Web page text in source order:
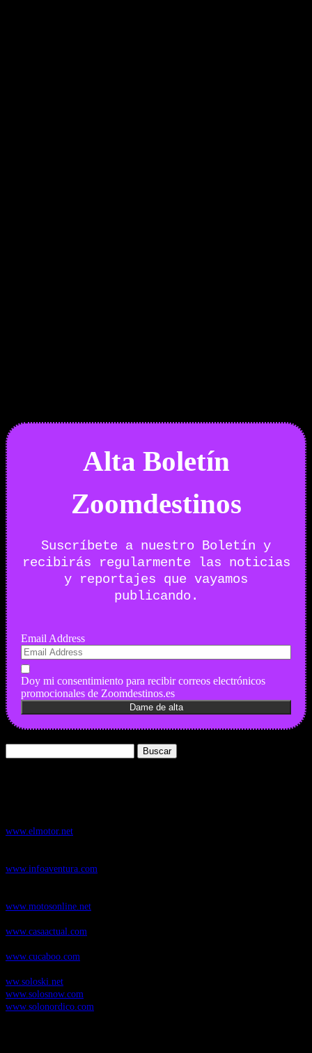
Alta Boletín
Zoomdestinos
Suscríbete a nuestro Boletín y
recibirás regularmente las noticias
y reportajes que vayamos
publicando.
Email Address
Doy mi consentimiento para recibir correos electrónicos
promocionales de Zoomdestinos.es
www.elmotor.net
www.infoaventura.com
www.motosonline.net
www.casaactual.com
www.cucaboo.com
ww.soloski.net
www.solosnow.com
www.solonordico.com